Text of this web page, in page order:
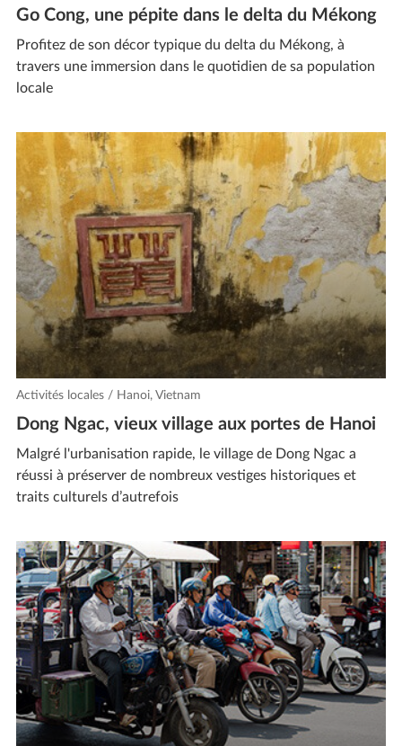
Go Cong, une pépite dans le delta du Mékong
Profitez de son décor typique du delta du Mékong, à
travers une immersion dans le quotidien de sa population
locale
Activités locales / Hanoi, Vietnam
Dong Ngac, vieux village aux portes de Hanoi
Malgré l'urbanisation rapide, le village de Dong Ngac a
réussi à préserver de nombreux vestiges historiques et
traits culturels d’autrefois